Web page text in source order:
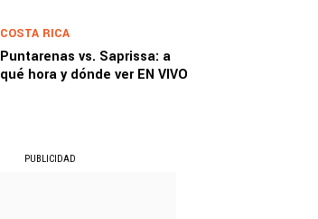
COSTA RICA
Puntarenas vs. Saprissa: a
qué hora y dónde ver EN VIVO
PUBLICIDAD